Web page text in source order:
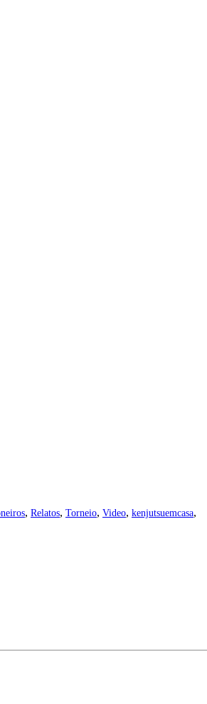
, Relatos, Torneio, Video, kenjutsuemcasa,